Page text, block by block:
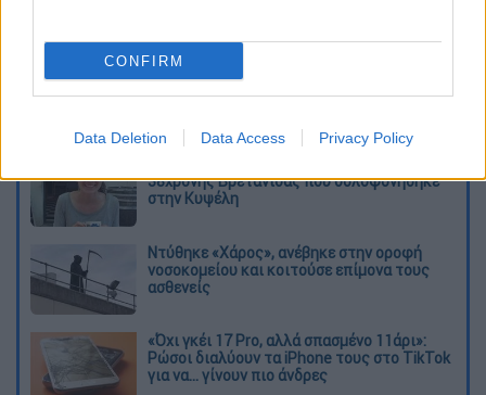
CONFIRM
Data Deletion Data Access Privacy Policy
Εκτελέσεις, συλλήψεις και νέοι
περιορισμοί: Το Ιράν σκληραίνει τη γραμμή
38χρονης Βρετανίδας που δολοφονήθηκε
στην Κυψέλη
Ντύθηκε «Χάρος», ανέβηκε στην οροφή
νοσοκομείου και κοιτούσε επίμονα τους
ασθενείς
«Όχι γκέι 17 Pro, αλλά σπασμένο 11άρι»:
Ρώσοι διαλύουν τα iPhone τους στο TikTok
για να... γίνουν πιο άνδρες